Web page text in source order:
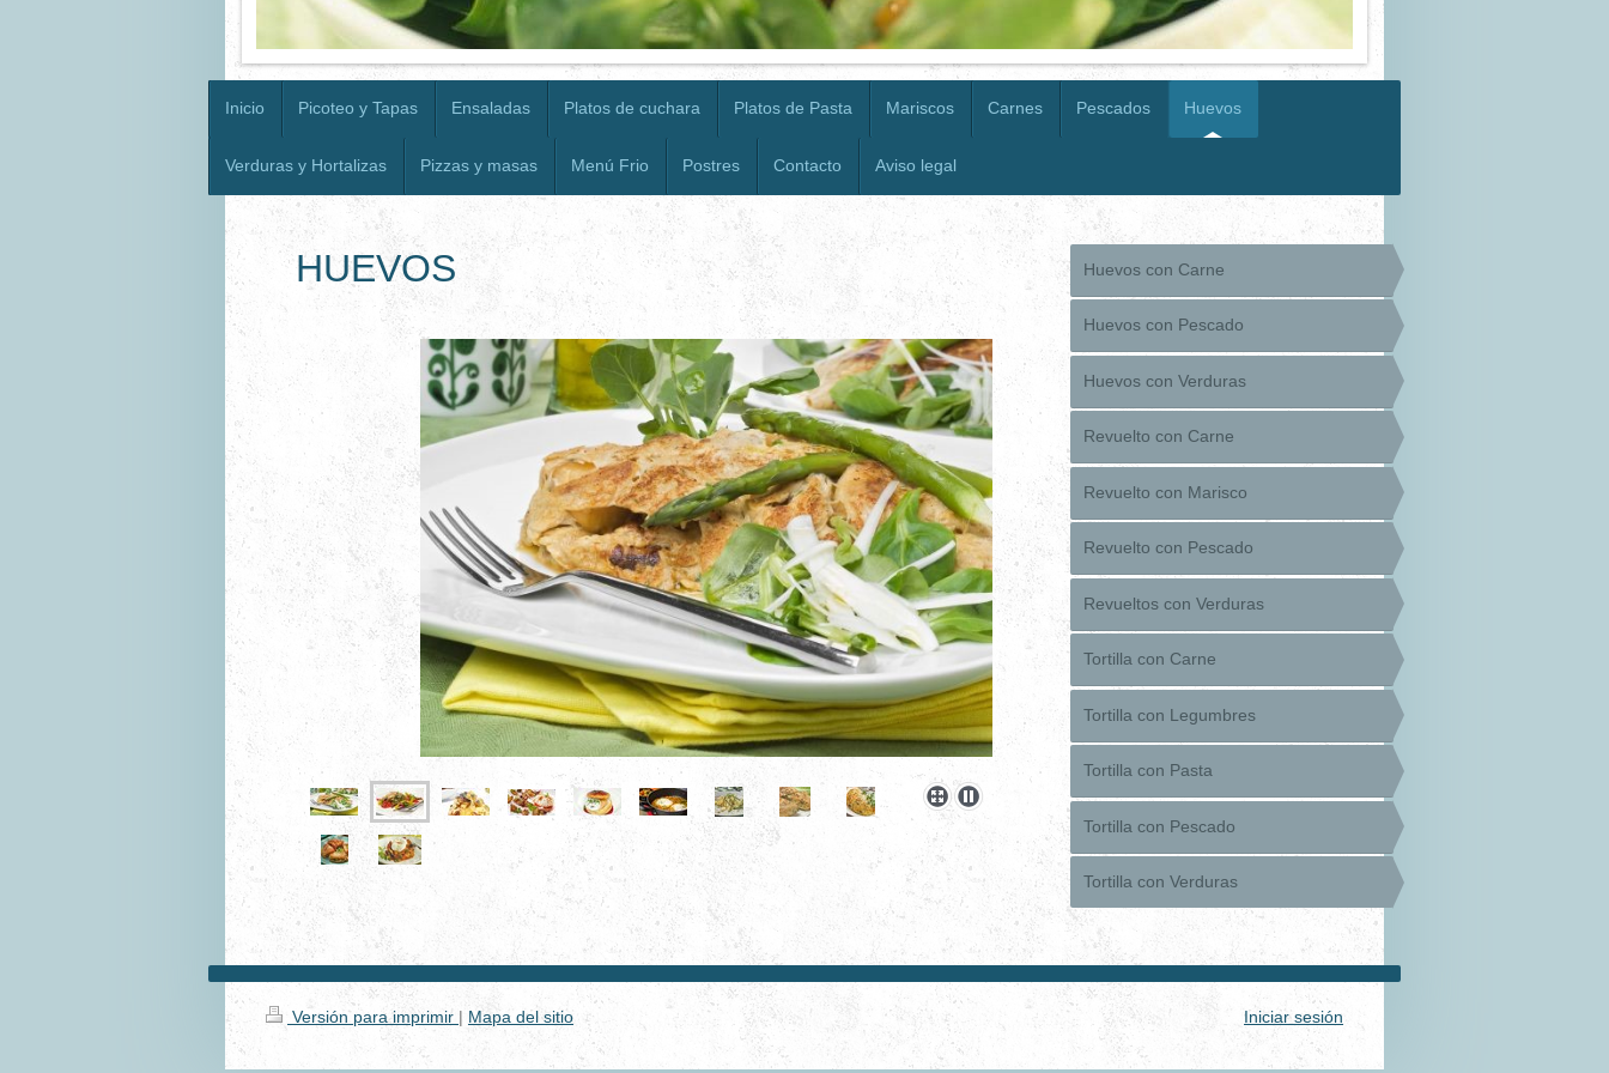
Inicio Picoteo y Tapas Ensaladas Platos de cuchara Platos de Pasta Mariscos Carnes Pescados Huevos
Verduras y Hortalizas Pizzas y masas Menú Frio Postres Contacto Aviso legal
HUEVOS Huevos con Carne
Huevos con Pescado
Huevos con Verduras
Revuelto con Carne
Revuelto con Marisco
Revuelto con Pescado
Revueltos con Verduras
Tortilla con Carne
Tortilla con Legumbres
Tortilla con Pasta
Tortilla con Pescado
Tortilla con Verduras
Versión para imprimir | Mapa del sitio Iniciar sesión